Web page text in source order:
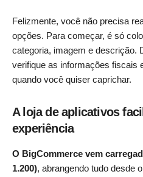
Felizmente, você não precisa
opções. Para começar, é só
categoria, imagem e descrição.
verifique as informações fiscais
quando você quiser caprichar.
A loja de aplicativos
experiência
O BigCommerce vem
1.200), abrangendo tudo desde